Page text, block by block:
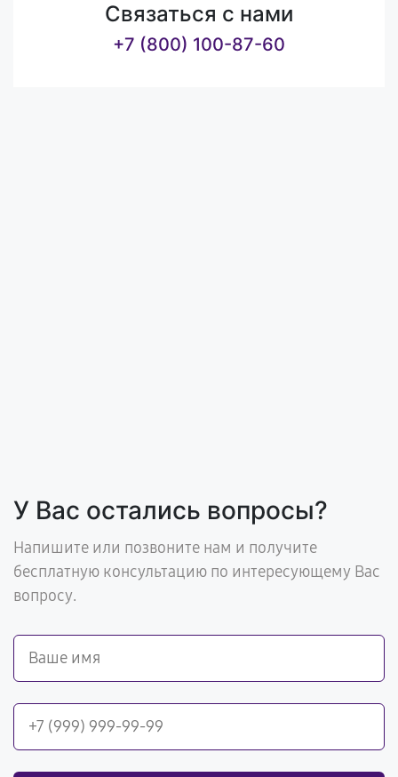
Связаться с нами
+7 (800) 100-87-60
У Вас остались вопросы?
Напишите или позвоните нам и получите
бесплатную консультацию по интересующему Вас
вопросу.